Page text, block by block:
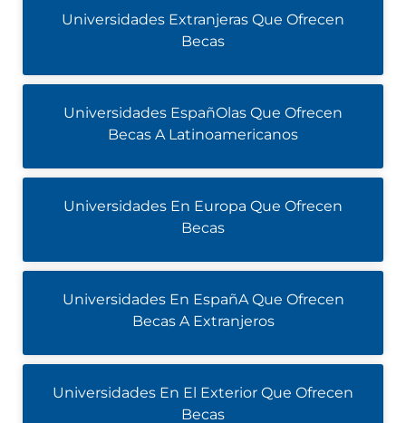
Universidades Extranjeras Que Ofrecen
Becas
Universidades EspañOlas Que Ofrecen
Becas A Latinoamericanos
Universidades En Europa Que Ofrecen
Becas
Universidades En EspañA Que Ofrecen
Becas A Extranjeros
Universidades En El Exterior Que Ofrecen
Becas